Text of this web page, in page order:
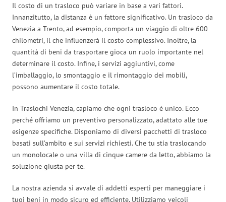
Il costo di un trasloco può variare in base a vari fattori.
Innanzitutto, la distanza è un fattore significativo. Un trasloco da
Venezia a Trento, ad esempio, comporta un viaggio di oltre 600
chilometri, il che influenzerà il costo complessivo. Inoltre, la
quantità di beni da trasportare gioca un ruolo importante nel
determinare il costo. Infine, i servizi aggiuntivi, come
l’imballaggio, lo smontaggio e il rimontaggio dei mobili,
possono aumentare il costo totale.
In Traslochi Venezia, capiamo che ogni trasloco è unico. Ecco
perché offriamo un preventivo personalizzato, adattato alle tue
esigenze specifiche. Disponiamo di diversi pacchetti di trasloco
basati sull’ambito e sui servizi richiesti. Che tu stia traslocando
un monolocale o una villa di cinque camere da letto, abbiamo la
soluzione giusta per te.
La nostra azienda si avvale di addetti esperti per maneggiare i
tuoi beni in modo sicuro ed efficiente. Utilizziamo veicoli